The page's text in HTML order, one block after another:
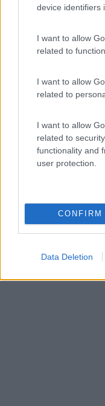
device identifiers
I want to allow
related to
I want to allow
related to
I want to allow
related to
functionality and
user protection.
CONFIRM
Data Deletion
Area di sosta
Servizi / Posizione
A 1 km dal centro,
Celle Ligure (SV) -